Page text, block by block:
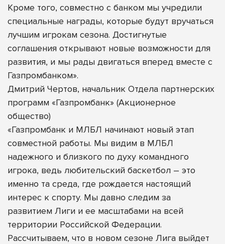
Кроме того, совместно с банком мы учредили
специальные награды, которые будут вручаться
лучшим игрокам сезона. Достигнутые
соглашения открывают новые возможности для
развития, и мы рады двигаться вперед вместе с
Газпромбанком».
Дмитрий Чертов, начальник Отдела партнерских
программ «Газпромбанк» (Акционерное
общество)
«Газпромбанк и МЛБЛ начинают новый этап
совместной работы. Мы видим в МЛБЛ
надежного и близкого по духу командного
игрока, ведь любительский баскетбол – это
именно та среда, где рождается настоящий
интерес к спорту. Мы давно следим за
развитием Лиги и ее масштабами на всей
территории Российской Федерации.
Рассчитываем, что в новом сезоне Лига выйдет